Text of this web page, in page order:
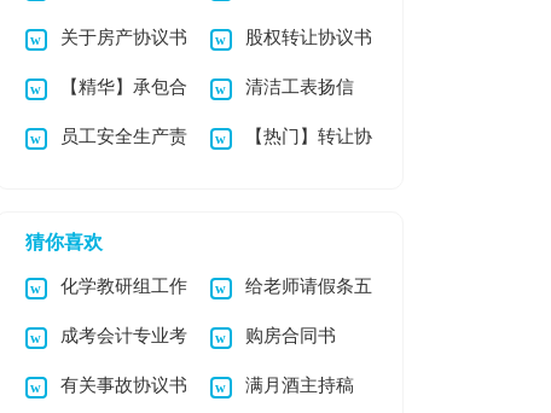
议书合集5篇
关于房产协议书
集锦九篇
股权转让协议书
(集锦15篇)
【精华】承包合
同模板汇编八篇
清洁工表扬信
员工安全生产责 【热门】转让协
猜你喜欢
化学教研组工作
总结
给老师请假条五
篇
成考会计专业考
试试题
购房合同书
有关事故协议书 满月酒主持稿